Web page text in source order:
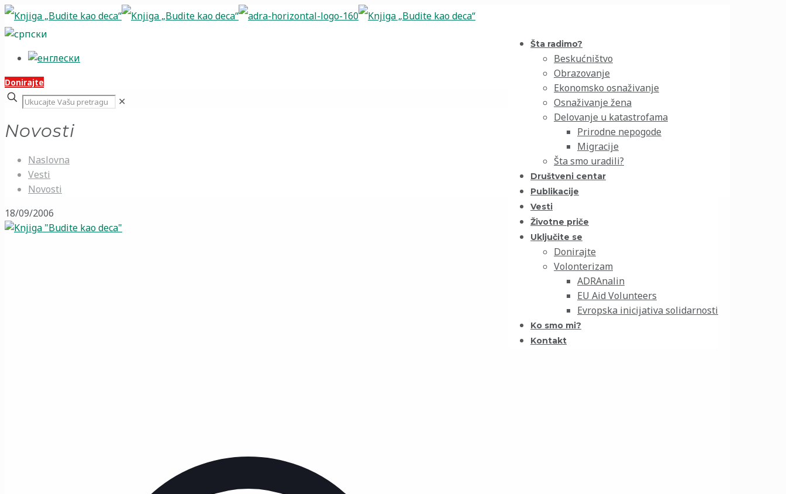
Šta radimo?
Beskućništvo
Obrazovanje
Ekonomsko osnaživanje
Osnaživanje žena
Delovanje u katastrofama
Prirodne nepogode
Migracije
Šta smo uradili?
Društveni centar
Publikacije
Vesti
Životne priče
Uključite se
Donirajte
Volonterizam
ADRAnalin
EU Aid Volunteers
Evropska inicijativa solidarnosti
Ko smo mi?
Kontakt
Donirajte
✕
Novosti
Naslovna
Vesti
Novosti
18/09/2006